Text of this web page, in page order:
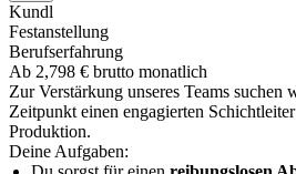
Kundl
Festanstellung
Berufserfahrung
Ab 2,798 € brutto monatlich
Zur Verstärkung unseres Teams suchen
Zeitpunkt einen engagierten
Produktion.
Deine Aufgaben: